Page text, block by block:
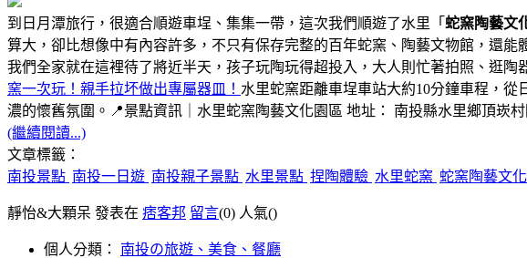
到日月潭旅行，很適合順遊車埕、集集一帶，這次我們順遊了水里「 蛇窯陶藝文
算大，卻比想像中有內容許多，不只有保存完整的百年蛇窯、陶藝文物館，還
我們全家就在這裡待了將近半天，孩子玩陶玩得超投入，大人則忙著拍照、逛陶
窯一次玩！親手拉坏做出專屬器皿！ 水里蛇窯距離車埕車站大約10分鐘車程，
濃的懷舊氛圍。📍景點資訊｜水里蛇窯陶藝文化園區 地址： 南投縣水里鄉頂崁
(繼續閱讀...)
文章標籤：
南投景點 南投一日遊 南投親子景點 水里景點 捏陶體驗 水里蛇窯 蛇窯陶藝文
靜怡&大顆呆 發表在 痞客邦 留言(0) 人氣()
個人分類： 南投の旅遊、美食、餐廳